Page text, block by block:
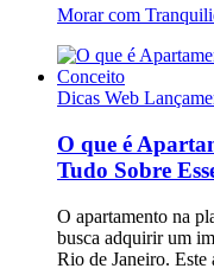
Morar com
Dicas Web
O que é
Tudo Sobre
O apartamento na
busca adquirir um
Rio de Janeiro.